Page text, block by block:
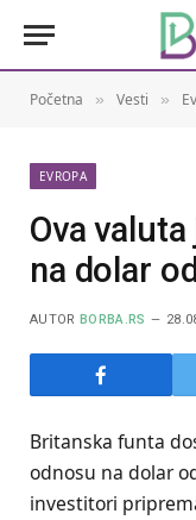
Početna » Vesti »
EVROPA
Ova
na dolar
AUTOR BORBA.RS
Britanska funta
odnosu na dolar
investitori